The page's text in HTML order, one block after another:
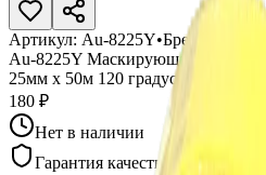
Артикул: Au-8225Y•Бренд:
Au-8225Y Маскирующая лента
25мм x 50м 120 градусов, жёлтая
180 ₽
Нет в наличии
Гарантия качества